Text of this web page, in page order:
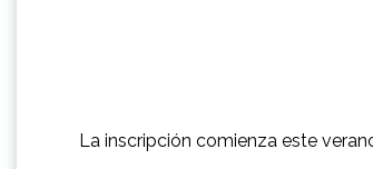
La inscripción comienza este